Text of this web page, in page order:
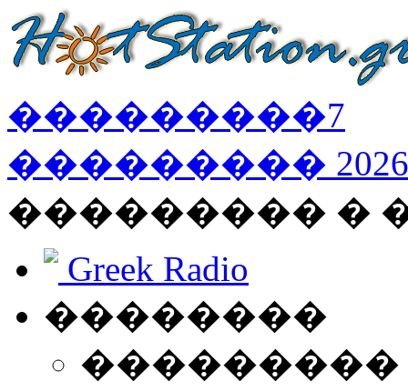
���������7
��������� 2026
��������� �
Greek Radio
��������